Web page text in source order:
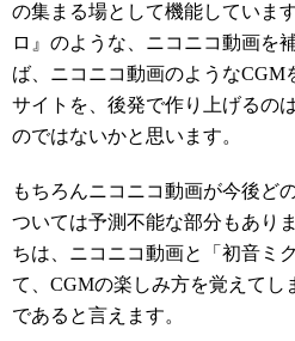
の集まる場として機能していま
ロ』のような、ニコニコ動画を
ば、ニコニコ動画のようなCGM
サイトを、後発で作り上げるの
のではないかと思います。
もちろんニコニコ動画が今後ど
ついては予測不能な部分もあり
ちは、ニコニコ動画と「初音ミ
て、CGMの楽しみ方を覚えてし
であると言えます。